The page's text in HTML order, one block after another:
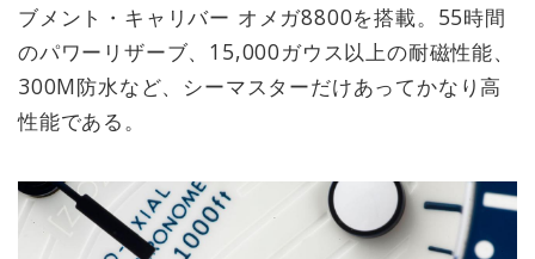
ブメント・キャリバー オメガ8800を搭載。55時間
のパワーリザーブ、15,000ガウス以上の耐磁性能、
300M防水など、シーマスターだけあってかなり高
性能である。